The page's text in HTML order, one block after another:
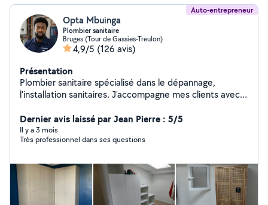
Auto-entrepreneur
Opta Mbuinga
Plombier sanitaire
Bruges (Tour de Gassies-Treulon)
4,9/5 (126 avis)
Présentation
Plombier sanitaire spécialisé dans le dépannage,
l'installation sanitaires. J'accompagne mes clients avec
réalisée avec soin, dans le respect des règles de l'art,
afin de garantir un travail fiable et durable. Mon objectif
est de proposer une solution adaptée à vos besoin,
24h/24 et 7j/7 Selon mes disponibilités.
Dernier avis laissé par Jean Pierre : 5/5
Il y a 3 mois
Très professionnel dans ses questions